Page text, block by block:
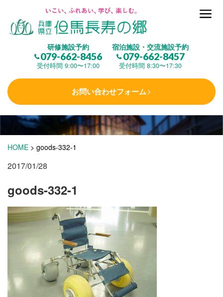
研修施設予約
079-662-8456
受付時間 9:00〜17:00
宿泊施設・交流施設予約
079-662-8457
受付時間 8:30〜17:30
お問い合わせフォーム
但馬長寿の郷とは
(研修施設)
楽しむ
学 ぶ(健康福祉)
(宿泊)
施設・料金
アクセス
HOME > goods-332-1
2017/01/28
goods-332-1